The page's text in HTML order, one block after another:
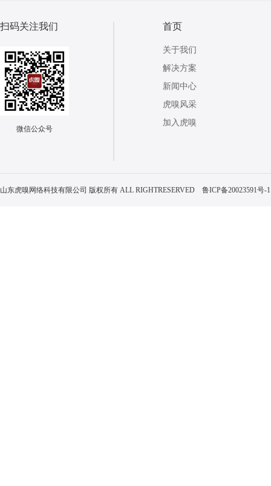
扫码关注我们
微信公众号
首页
关于我们
解决方案
新闻中心
虎嗅风采
加入虎嗅
山东虎嗅网络科技有限公司 版权所有 ALL RIGHTRESERVED 鲁ICP备20023591号-1